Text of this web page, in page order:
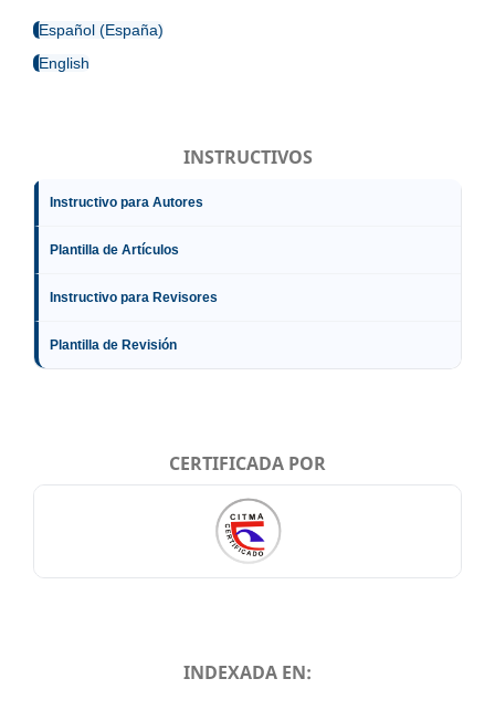
Español (España)
English
INSTRUCTIVOS
Instructivo para Autores
Plantilla de Artículos
Instructivo para Revisores
Plantilla de Revisión
CERTIFICADA POR
INDEXADA EN: